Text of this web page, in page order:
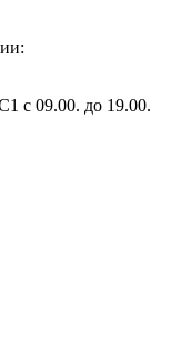
с 09.00. до 19.00.